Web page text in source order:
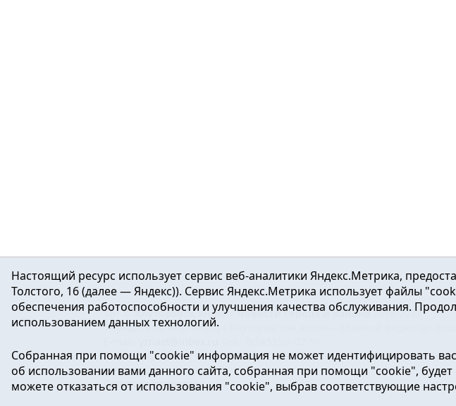
16+ ©Ялуторовск знает / Новости города и района2016-2023
Учредитель: АНО «ИИЦ « Ялуторовская жизнь». Главный редактор:
Регистрационный номер ЭЛ № ФС 77-64937 от 24.02.2016г. выдан
массовых коммуникаций.
Политика оператора
Настоящий ресурс использует сервис веб-аналитики Яндекс.Метрика,
Толстого, 16 (далее — Яндекс)). Сервис Яндекс.Метрика использует файлы
обеспечения работоспособности и улучшения качества обслуживания.
использованием данных технологий.
Собранная при помощи "cookie" информация не может идентифицировать
об использовании вами данного сайта, собранная при помощи "cookie", будет
можете отказаться от использования "cookie", выбрав соответствующие